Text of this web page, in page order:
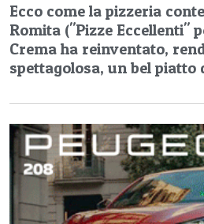
Ecco come la pizzeria
Romita ("Pizze Eccellenti"
Crema ha reinventato,
spettagolosa, un bel piatto